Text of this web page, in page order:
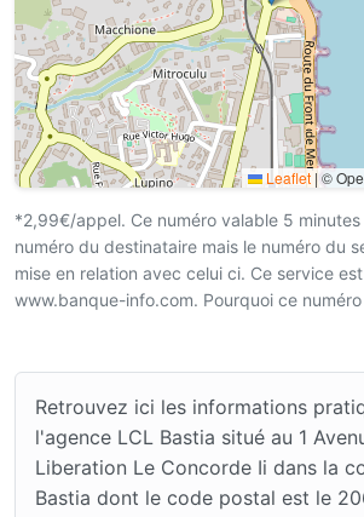
Leaflet |©
*2,99€/appel. Ce numéro valable 5
numéro du destinataire mais le numéro du
mise en relation avec celui ci. Ce service
www.banque-info.com. Pourquoi ce numéro
Retrouvez ici les informations
l'agence LCL Bastia situé au 1
Liberation Le Concorde Ii dans la
Bastia dont le code postal est le